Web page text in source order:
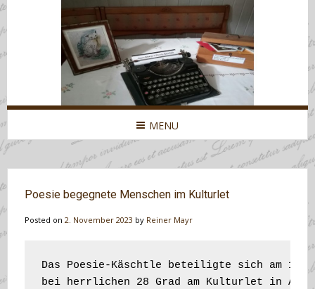
MENU
Poesie begegnete Menschen im Kulturlet
Posted on 2. November 2023 by Reiner Mayr
Das Poesie-Käschtle beteiligte sich am
bei herrlichen 28 Grad am Kulturlet in